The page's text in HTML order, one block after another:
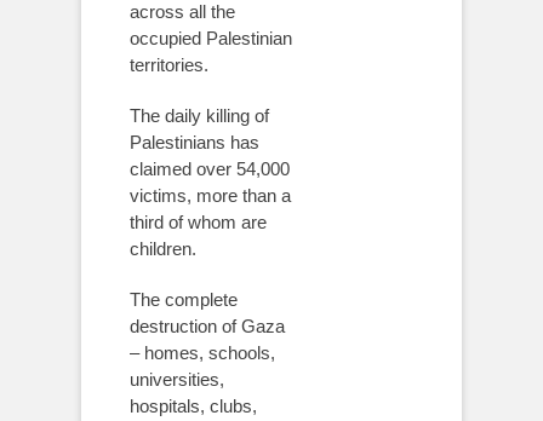
across all the
occupied Palestinian
territories.
The daily killing of
Palestinians has
claimed over 54,000
victims, more than a
third of whom are
children.
The complete
destruction of Gaza
– homes, schools,
universities,
hospitals, clubs,